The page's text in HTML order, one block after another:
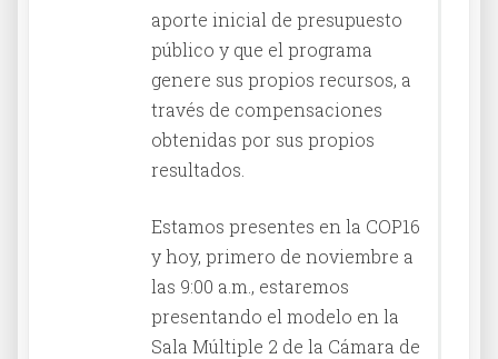
aporte inicial de presupuesto
público y que el programa
genere sus propios recursos, a
través de compensaciones
obtenidas por sus propios
resultados.
Estamos presentes en la COP16
y hoy, primero de noviembre a
las 9:00 a.m., estaremos
presentando el modelo en la
Sala Múltiple 2 de la Cámara de